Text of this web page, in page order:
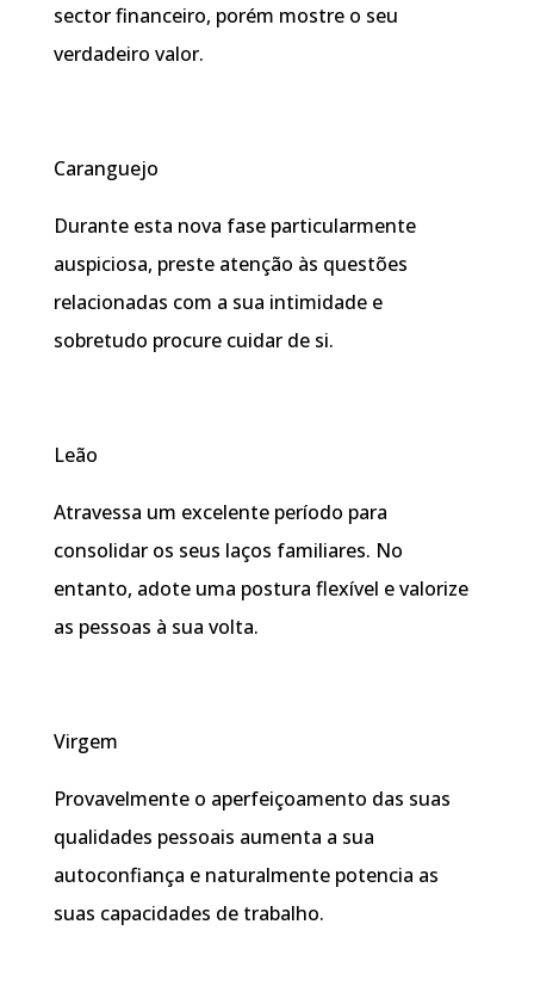
sector financeiro, porém mostre o seu
verdadeiro valor.
Caranguejo
Durante esta nova fase particularmente
auspiciosa, preste atenção às questões
relacionadas com a sua intimidade e
sobretudo procure cuidar de si.
Leão
Atravessa um excelente período para
consolidar os seus laços familiares. No
entanto, adote uma postura flexível e valorize
as pessoas à sua volta.
Virgem
Provavelmente o aperfeiçoamento das suas
qualidades pessoais aumenta a sua
autoconfiança e naturalmente potencia as
suas capacidades de trabalho.